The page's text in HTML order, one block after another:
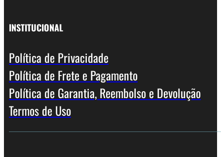
INSTITUCIONAL
Política de Privacidade
Política de Frete e Pagamento
Política de Garantia, Reembolso e Devolução
Termos de Uso